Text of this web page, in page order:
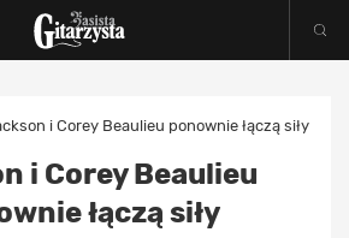
i Corey Beaulieu ponownie łączą siły
i Corey Beaulieu
łączą siły